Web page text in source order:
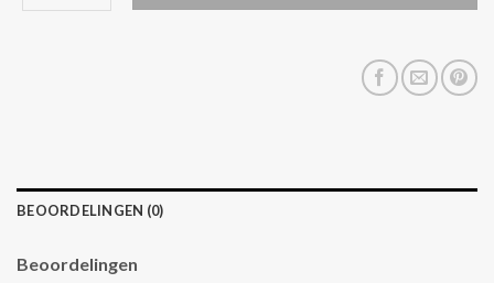
BEOORDELINGEN (0)
Beoordelingen